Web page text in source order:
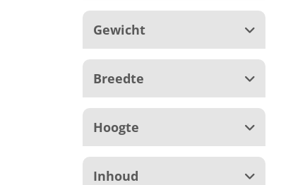
Gewicht
Breedte
Hoogte
Inhoud